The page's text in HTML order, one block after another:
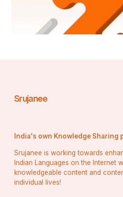
Srujanee
India's own Knowledge Sharing
Srujanee is working towards
Indian Languages on the Internet
knowledgeable content and
individual lives!